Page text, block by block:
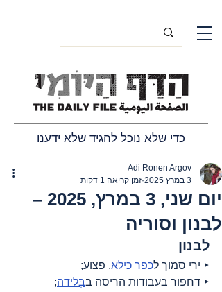
כדי שלא נוכל להגיד שלא ידענו
יום שני, 3 במרץ, 2025 –
לבנון וסוריה
Adi Ronen Argov
3 במרץ 2025
זמן קריאה 1 דקות
לבנון
‣ ירי סמוך לכפר כילא, פצוע;
‣ דחפור בעבודות הריסה בבְּלידה;